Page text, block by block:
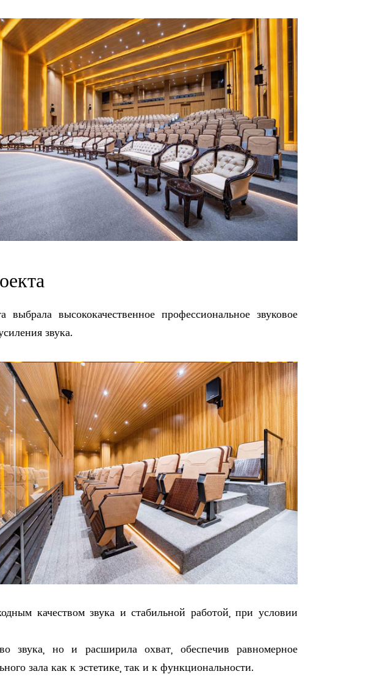
высококачественное профессиональное звуковое
звука.
качеством звука и стабильной работой, при условии
звука, но и расширила охват, обеспечив равномерное
зала как к эстетике, так и к функциональности.